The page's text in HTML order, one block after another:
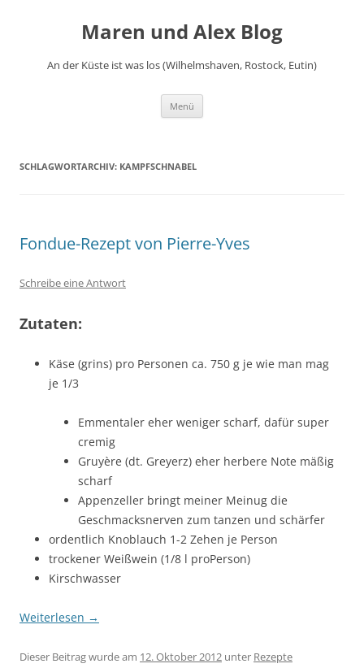
Maren und Alex Blog
An der Küste ist was los (Wilhelmshaven, Rostock, Eutin)
Menü
SCHLAGWORTARCHIV: KAMPFSCHNABEL
Fondue-Rezept von Pierre-Yves
Schreibe eine Antwort
Zutaten:
Käse (grins) pro Personen ca. 750 g je wie man mag
je 1/3
Emmentaler eher weniger scharf, dafür super
cremig
Gruyère (dt. Greyerz) eher herbere Note mäßig
scharf
Appenzeller bringt meiner Meinug die
Geschmacksnerven zum tanzen und schärfer
ordentlich Knoblauch 1-2 Zehen je Person
trockener Weißwein (1/8 l proPerson)
Kirschwasser
Weiterlesen →
Dieser Beitrag wurde am 12. Oktober 2012 unter Rezepte